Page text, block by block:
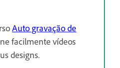
Auto gravação de
facilmente vídeos
designs.